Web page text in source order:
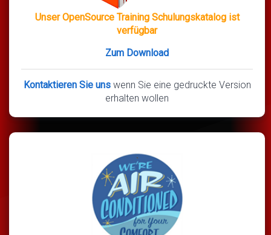
Unser OpenSource Training Schulungskatalog ist
verfügbar
Zum Download
Kontaktieren Sie uns wenn Sie eine gedruckte Version
erhalten wollen